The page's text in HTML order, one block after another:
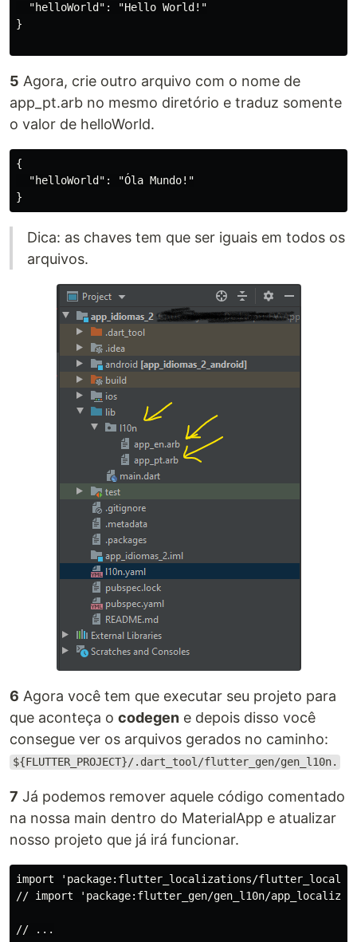
  "helloWorld": "Hello World!"
}
5 Agora, crie outro arquivo com o nome de
app_pt.arb no mesmo diretório e traduz somente
o valor de helloWorld.
{
  "helloWorld": "Óla Mundo!"
Dica: as chaves tem que ser iguais em todos os
arquivos.
6 Agora você tem que executar seu projeto para
que aconteça o codegen e depois disso você
consegue ver os arquivos gerados no caminho:
${FLUTTER_PROJECT}/.dart_tool/flutter_gen/gen_l10n.
7 Já podemos remover aquele código comentado
na nossa main dentro do MaterialApp e atualizar
nosso projeto que já irá funcionar.
import 'package:flutter_localizations/
// import 'package:flutter_gen/gen_l10n/
// ...